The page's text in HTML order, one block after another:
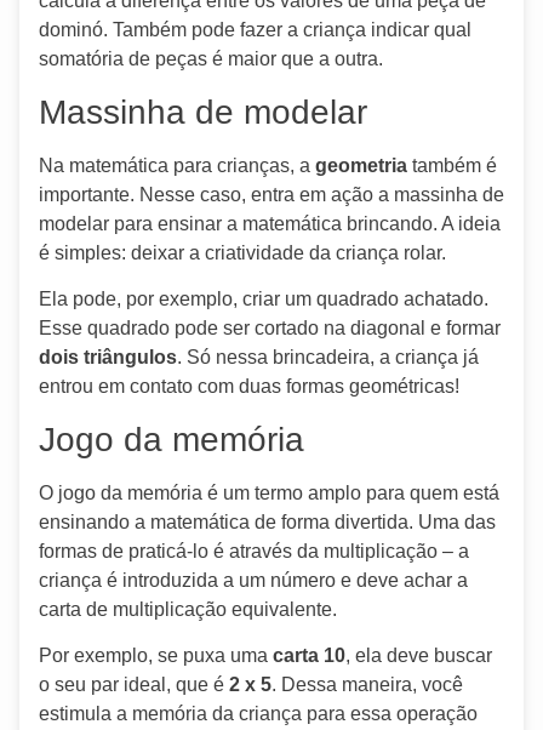
dominó. Também pode fazer a criança indicar qual
somatória de peças é maior que a outra.
Massinha de modelar
Na matemática para crianças, a geometria também é
importante. Nesse caso, entra em ação a massinha de
modelar para ensinar a matemática brincando. A ideia
é simples: deixar a criatividade da criança rolar.
Ela pode, por exemplo, criar um quadrado achatado.
Esse quadrado pode ser cortado na diagonal e formar
dois triângulos. Só nessa brincadeira, a criança já
entrou em contato com duas formas geométricas!
Jogo da memória
O jogo da memória é um termo amplo para quem está
ensinando a matemática de forma divertida. Uma das
formas de praticá-lo é através da multiplicação – a
criança é introduzida a um número e deve achar a
carta de multiplicação equivalente.
Por exemplo, se puxa uma carta 10, ela deve buscar
o seu par ideal, que é 2 x 5. Dessa maneira, você
estimula a memória da criança para essa operação